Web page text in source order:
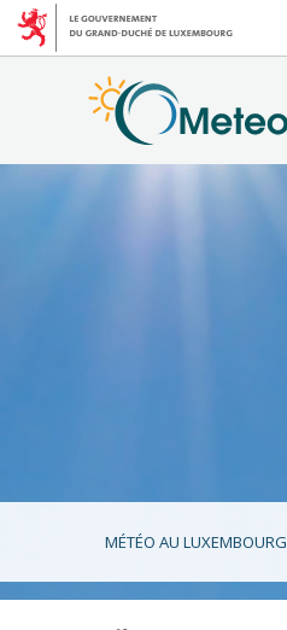
MÉTÉO AU LUXEMBOURG